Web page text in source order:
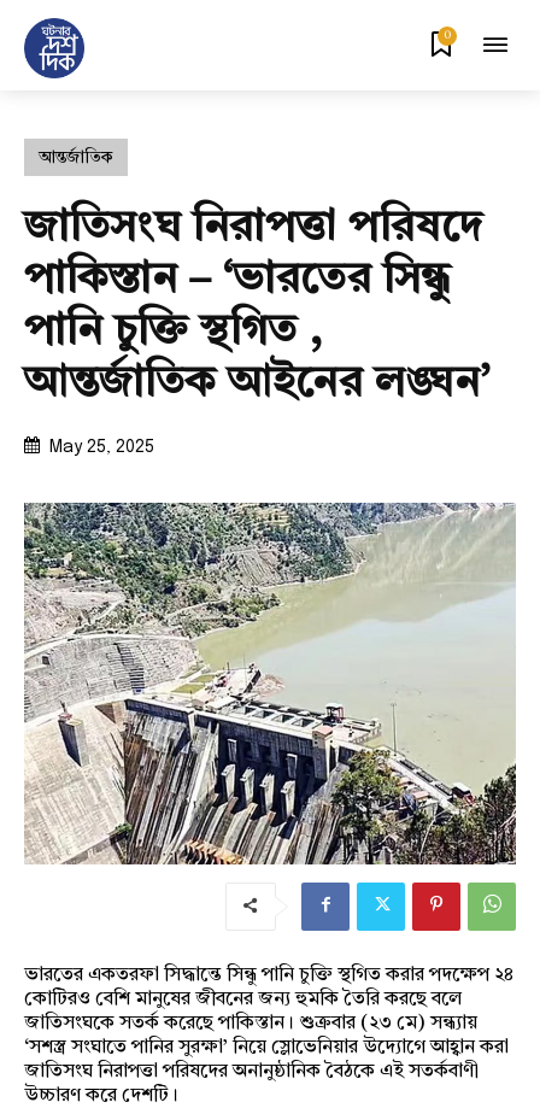
0
আন্তর্জাতিক
জাতিসংঘ নিরাপত্তা পরিষদে
পাকিস্তান – ‘ভারতের সিন্ধু
পানি চুক্তি স্থগিত ,
আন্তর্জাতিক আইনের লঙ্ঘন’
May 25, 2025
ভারতের একতরফা সিদ্ধান্তে সিন্ধু পানি চুক্তি স্থগিত করার পদক্ষেপ ২৪
কোটিরও বেশি মানুষের জীবনের জন্য হুমকি তৈরি করছে বলে
জাতিসংঘকে সতর্ক করেছে পাকিস্তান। শুক্রবার (২৩ মে) সন্ধ্যায়
‘সশস্ত্র সংঘাতে পানির সুরক্ষা’ নিয়ে স্লোভেনিয়ার উদ্যোগে আহ্বান করা
জাতিসংঘ নিরাপত্তা পরিষদের অনানুষ্ঠানিক বৈঠকে এই সতর্কবাণী
উচ্চারণ করে দেশটি।